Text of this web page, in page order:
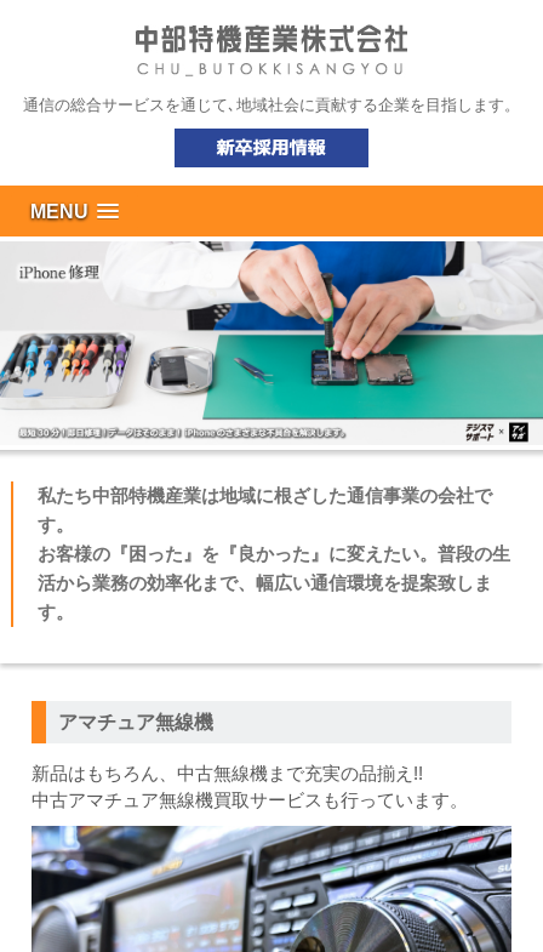
通信の総合サービスを通じて､地域社会に貢献する企業を目指します。
MENU
私たち中部特機産業は地域に根ざした通信事業の会社で
す。
お客様の『困った』を『良かった』に変えたい。普段の生
活から業務の効率化まで、幅広い通信環境を提案致しま
す。
アマチュア無線機
新品はもちろん、中古無線機まで充実の品揃え!!
中古アマチュア無線機買取サービスも行っています。